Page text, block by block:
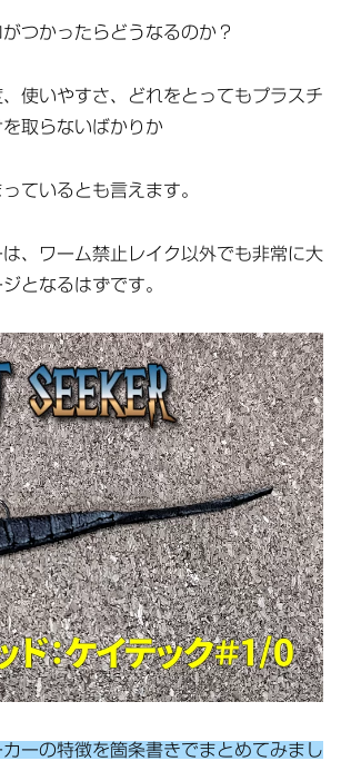
つかったらどうなるのか？
使いやすさ、どれをとってもプラスチ
取らないばかりか
ているとも言えます。
、ワーム禁止レイク以外でも非常に大
となるはずです。
ーの特徴を箇条書きでまとめてみまし